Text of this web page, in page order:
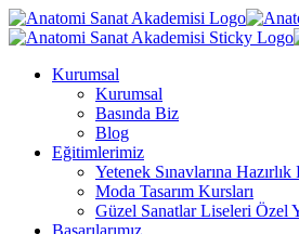
Kurumsal
Kurumsal
Basında Biz
Blog
Eğitimlerimiz
Yetenek Sınavlarına
Moda Tasarım Kursları
Güzel Sanatlar Liseleri Özel
Başarılarımız